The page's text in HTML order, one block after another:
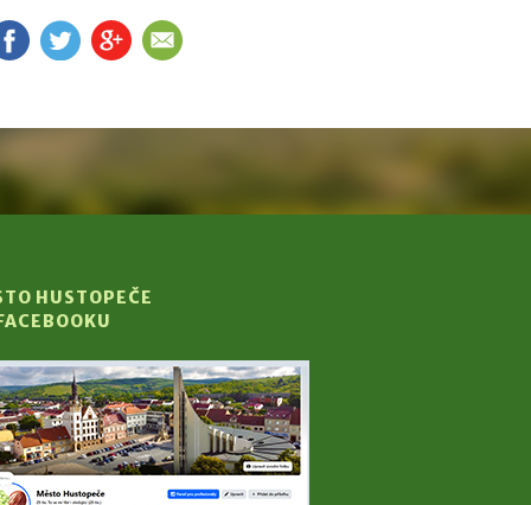
FB TW G+ EM
HUSTOPEČE